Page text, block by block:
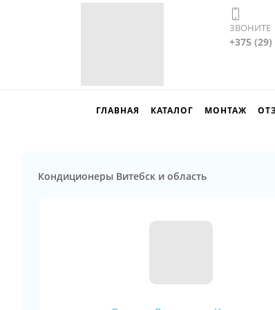
ЗВОНИТЕ
+375
ГЛАВНАЯ КАТАЛОГ МОНТАЖ
Кондиционеры Витебск и область